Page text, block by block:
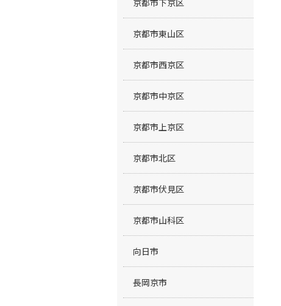
京都市下京区
京都市東山区
京都市西京区
京都市中京区
京都市上京区
京都市北区
京都市伏見区
京都市山科区
向日市
長岡京市